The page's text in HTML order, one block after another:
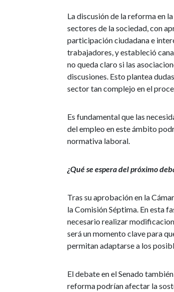
La discusión de la reforma en
sectores de la sociedad, con
participación ciudadana e
trabajadores, y estableció
no queda claro si las
discusiones. Esto plantea
sector tan complejo en el
Es fundamental que las
del empleo en este ámbito
normativa laboral.
¿Qué se espera del próximo
Tras su aprobación en la
la Comisión Séptima. En esta
necesario realizar
será un momento clave para
permitan adaptarse a los
El debate en el Senado
reforma podrían afectar la